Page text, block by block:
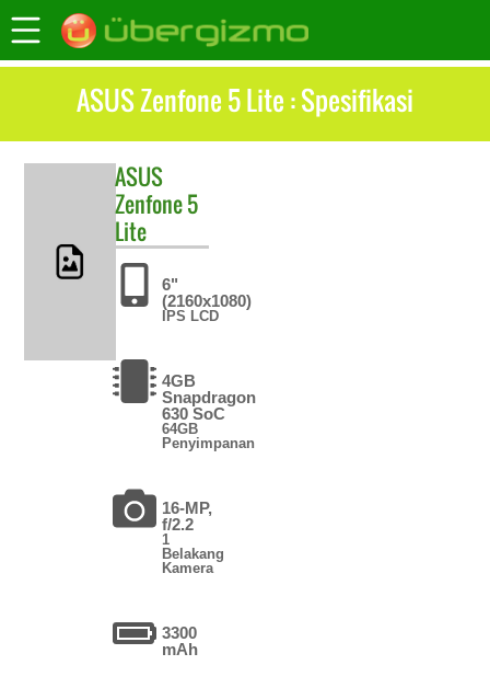
ASUS Zenfone 5 Lite : Spesifikasi
ASUS
Zenfone 5
Lite
6"
(2160x1080)
IPS LCD
4GB
Snapdragon
630 SoC
64GB
Penyimpanan
16-MP,
f/2.2
1
Belakang
Kamera
3300
mAh